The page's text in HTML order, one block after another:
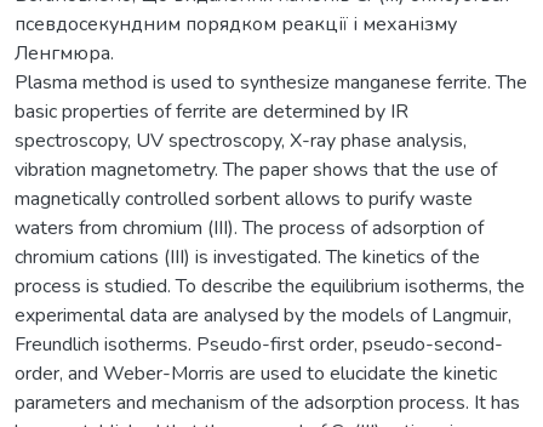
псевдосекундним порядком реакції і механізму
Ленгмюра.
Plasma method is used to synthesize manganese ferrite. The
basic properties of ferrite are determined by IR
spectroscopy, UV spectroscopy, X-ray phase analysis,
vibration magnetometry. The paper shows that the use of
magnetically controlled sorbent allows to purify waste
waters from chromium (III). The process of adsorption of
chromium cations (III) is investigated. The kinetics of the
process is studied. To describe the equilibrium isotherms, the
experimental data are analysed by the models of Langmuir,
Freundlich isotherms. Pseudo-first order, pseudo-second-
order, and Weber-Morris are used to elucidate the kinetic
parameters and mechanism of the adsorption process. It has